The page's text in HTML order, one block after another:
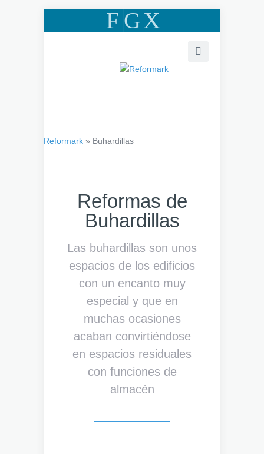
F GX
Reformark » Buhardillas
Reformas de
Buhardillas
Las buhardillas son unos
espacios de los edificios
con un encanto muy
especial y que en
muchas ocasiones
acaban convirtiéndose
en espacios residuales
con funciones de
almacén